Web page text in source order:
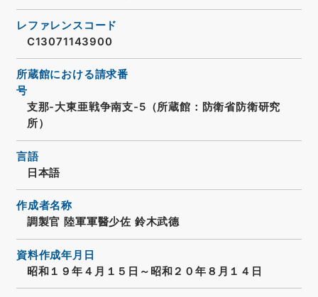
レファレンスコード
C13071143900
所蔵館における請求番
号
支那-大東亜戦争南支-5（所蔵館：防衛省防衛研究
所）
言語
日本語
作成者名称
調製官 陸軍軍醫少佐 鈴木武德
資料作成年月日
昭和１９年４月１５日～昭和２０年８月１４日